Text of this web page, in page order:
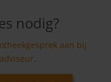
nodig?
aan bij